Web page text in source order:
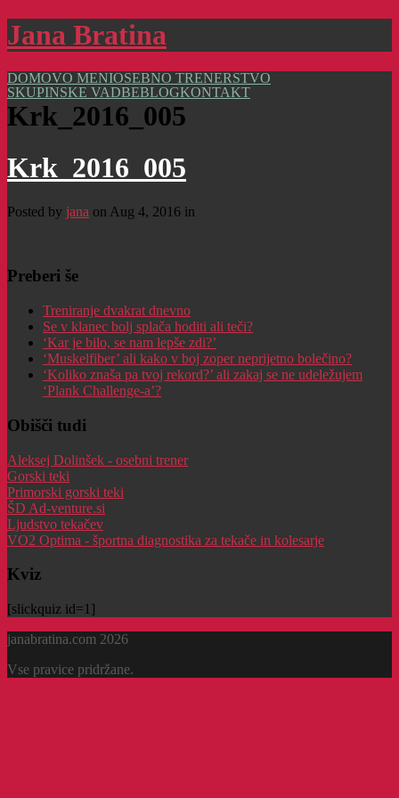
Jana Bratina
DOMOVO MENIOSEBNO TRENERSTVO
SKUPINSKE VADBEBLOGKONTAKT
Krk_2016_005
Krk_2016_005
Posted by jana on Aug 4, 2016 in
Preberi še
Treniranje dvakrat dnevno
Se v klanec bolj splača hoditi ali teči?
‘Kar je bilo, se nam lepše zdi?’
‘Muskelfiber’ ali kako v boj zoper neprijetno bolečino?
‘Koliko znaša pa tvoj rekord?’ ali zakaj se ne udeležujem
‘Plank Challenge-a’?
Obišči tudi
Aleksej Dolinšek - osebni trener
Gorski teki
Primorski gorski teki
ŠD Ad-venture.si
Ljudstvo tekačev
VO2 Optima - športna diagnostika za tekače in kolesarje
Kviz
[slickquiz id=1]
janabratina.com 2026
Vse pravice pridržane.